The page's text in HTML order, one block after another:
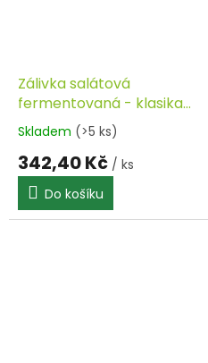
Zálivka salátová
fermentovaná - klasika
1l FERMATO
Skladem (>5 ks)
342,40 Kč / ks
Do košíku